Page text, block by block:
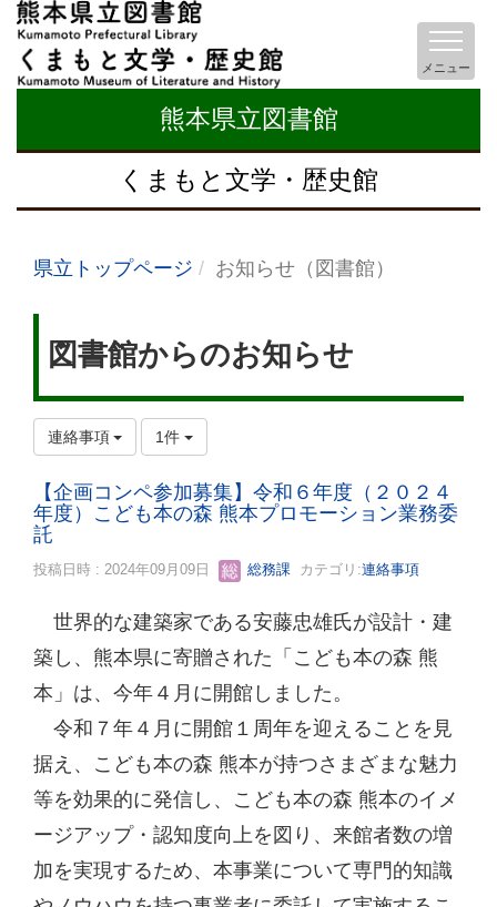
熊本県立図書館
くまもと文学・歴史館
メニュー
県立トップページ お知らせ（図書館）
図書館からのお知らせ
連絡事項 1件
【企画コンペ参加募集】令和６年度（２０２４
年度）こども本の森 熊本プロモーション業務委
託
投稿日時 : 2024年09月09日 総務課 カテゴリ:連絡事項
世界的な建築家である安藤忠雄氏が設計・建
築し、熊本県に寄贈された「こども本の森 熊
本」は、今年４月に開館しました。
令和７年４月に開館１周年を迎えることを見
据え、こども本の森 熊本が持つさまざまな魅力
等を効果的に発信し、こども本の森 熊本のイメ
ージアップ・認知度向上を図り、来館者数の増
加を実現するため、本事業について専門的知識